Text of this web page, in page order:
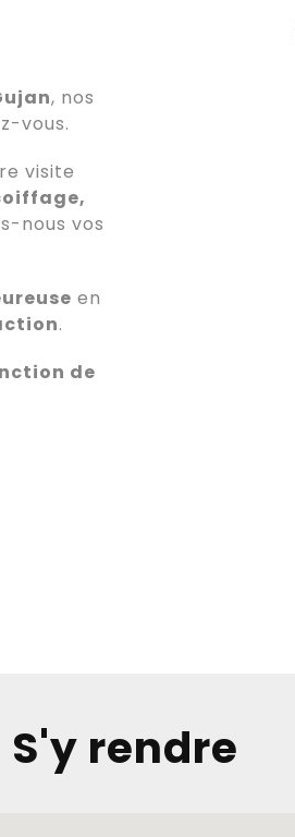
, nos
vous.
visite
nous vos
en
.
de
S'y rendre